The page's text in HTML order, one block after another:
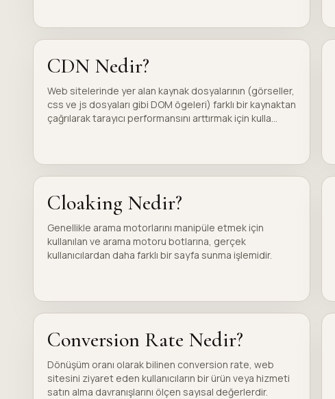
CDN Nedir?
Web sitelerinde yer alan kaynak dosyalarının (görseller,
css ve js dosyaları gibi DOM ögeleri) farklı bir kaynaktan
çağrılarak tarayıcı performansını arttırmak için kulla...
Cloaking Nedir?
Genellikle arama motorlarını manipüle etmek için
kullanılan ve arama motoru botlarına, gerçek
kullanıcılardan daha farklı bir sayfa sunma işlemidir.
Conversion Rate Nedir?
Dönüşüm oranı olarak bilinen conversion rate, web
sitesini ziyaret eden kullanıcıların bir ürün veya hizmeti
satın alma davranışlarını ölçen sayısal değerlerdir.